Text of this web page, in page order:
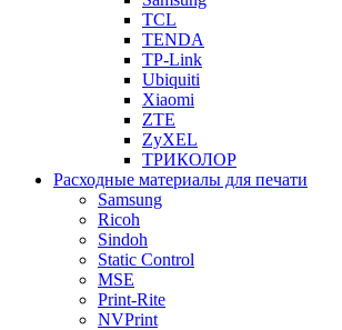
TCL
TENDA
TP-Link
Ubiquiti
Xiaomi
ZTE
ZyXEL
ТРИКОЛОР
Расходные материалы для печати
Samsung
Ricoh
Sindoh
Static Control
MSE
Print-Rite
NVPrint